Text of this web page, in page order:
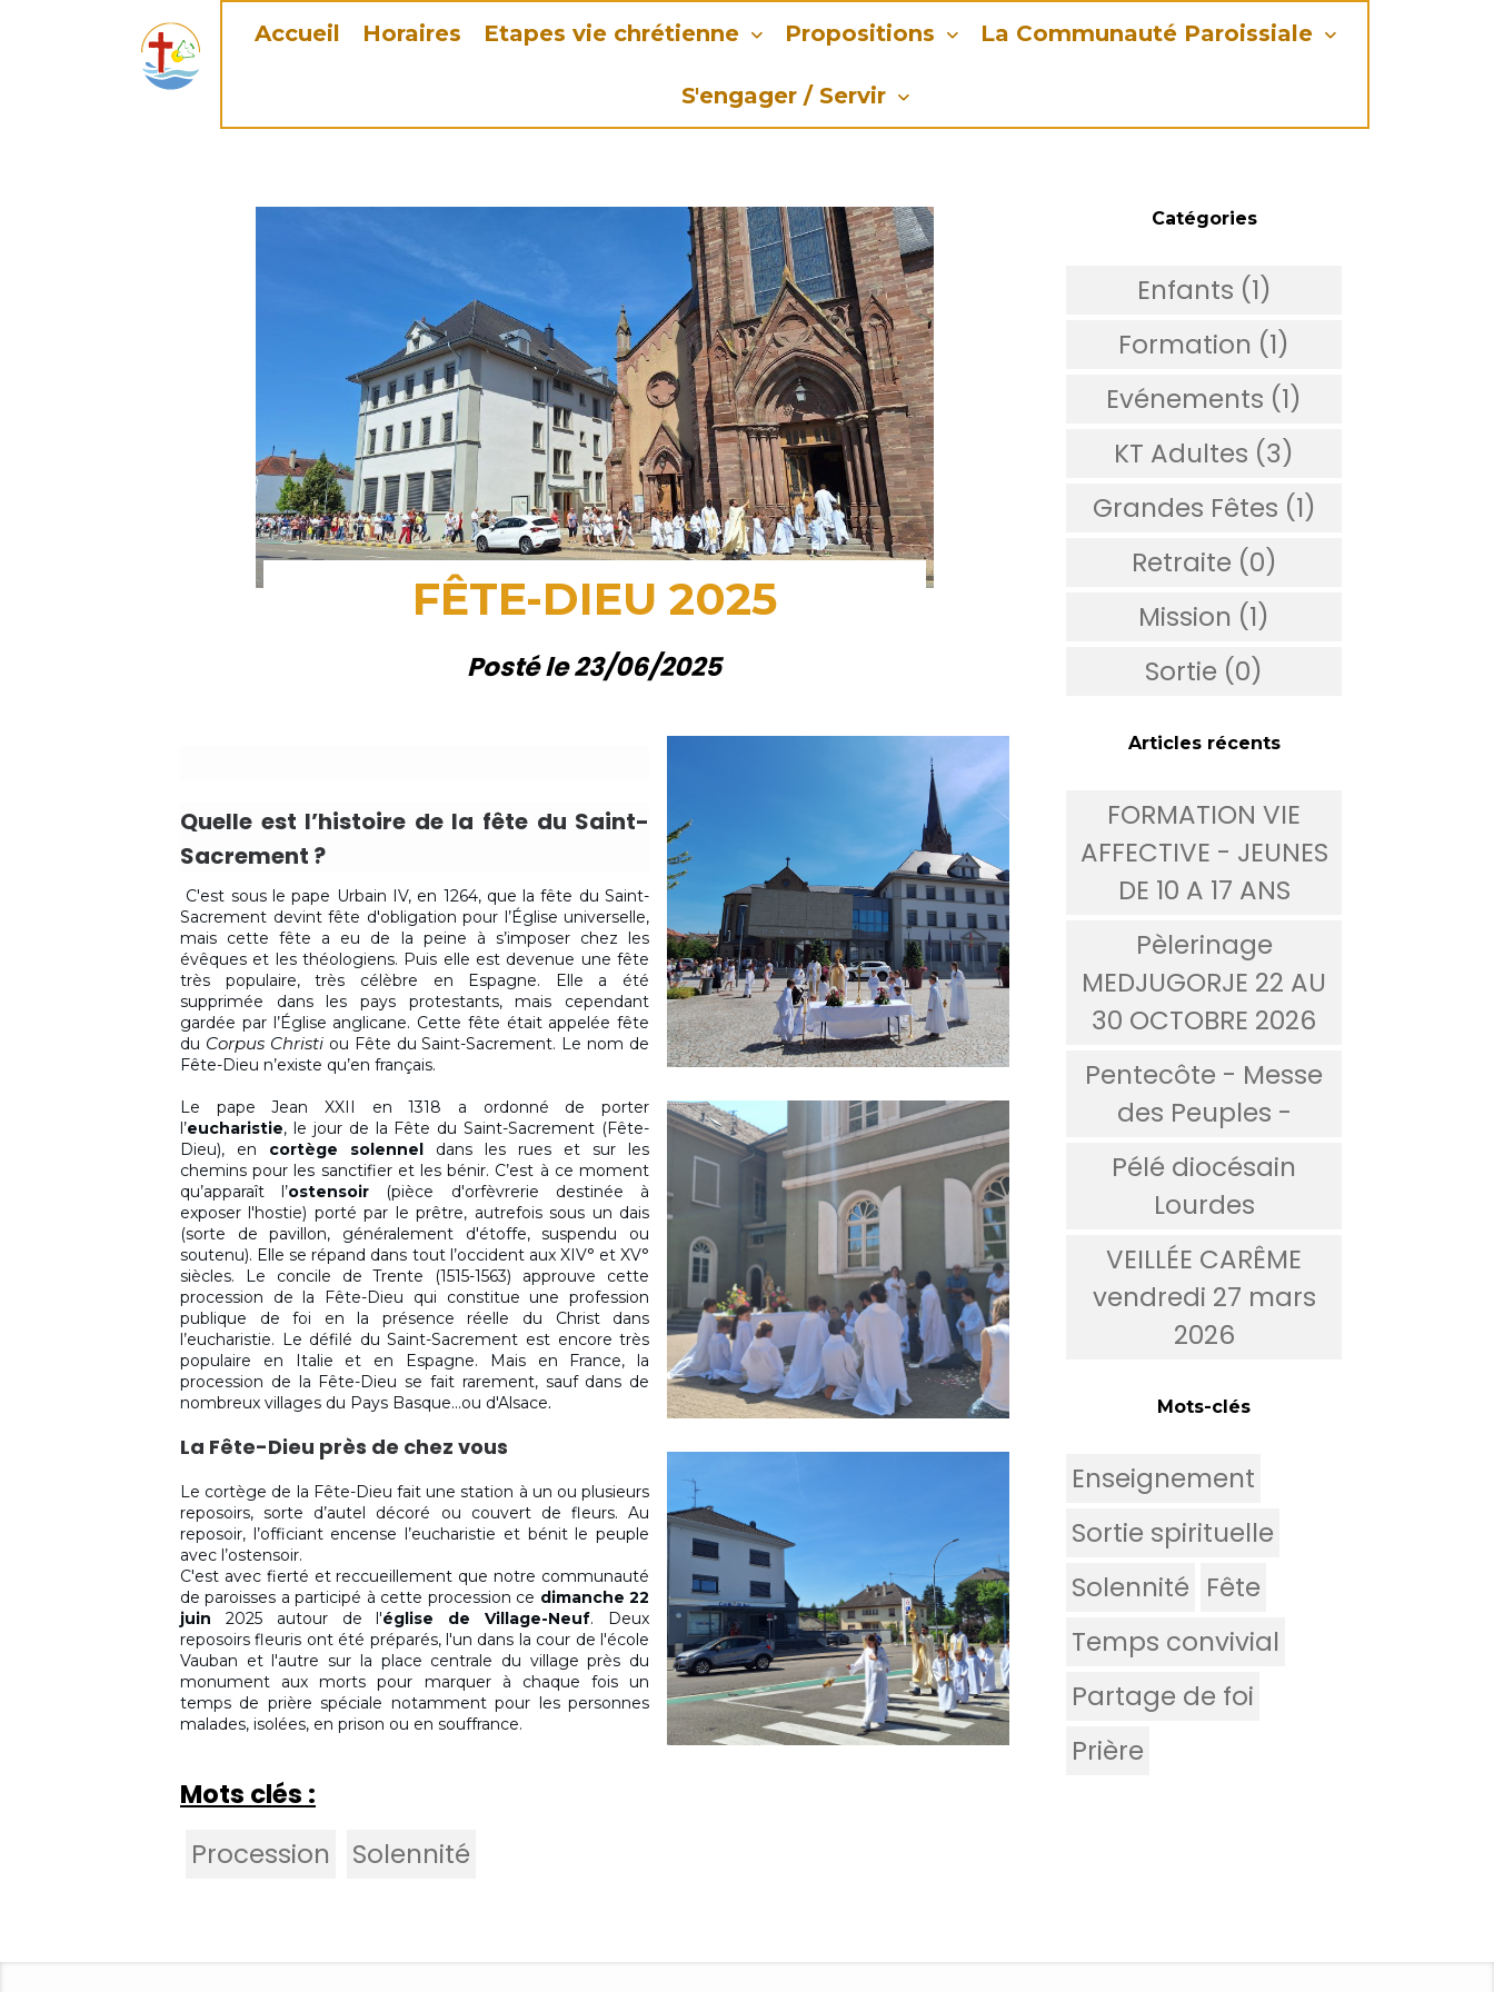
Accueil Horaires Etapes vie chrétienne Propositions La Communauté Paroissiale
S'engager / Servir
FÊTE-DIEU 2025
Posté le 23/06/2025
Quelle est l’histoire de la fête du Saint-
Sacrement ?
C'est sous le pape Urbain IV, en 1264, que la fête du Saint-
Sacrement devint fête d'obligation pour l’Église universelle,
mais cette fête a eu de la peine à s’imposer chez les
évêques et les théologiens. Puis elle est devenue une fête
très populaire, très célèbre en Espagne. Elle a été
supprimée dans les pays protestants, mais cependant
gardée par l’Église anglicane. Cette fête était appelée fête
du Corpus Christiou Fête du Saint-Sacrement. Le nom de
Fête-Dieu n’existe qu’en français.
Le pape Jean XXII en 1318 a ordonné de porter
l’eucharistie, le jour de la Fête du Saint-Sacrement (Fête-
Dieu), en cortège solennel dans les rues et sur les
chemins pour les sanctifier et les bénir. C’est à ce moment
qu’apparaît l’ostensoir (pièce d'orfèvrerie destinée à
exposer l'hostie) porté par le prêtre, autrefois sous un dais
(sorte de pavillon, généralement d'étoffe, suspendu ou
soutenu). Elle se répand dans tout l’occident aux XIV° et XV°
siècles. Le concile de Trente (1515-1563) approuve cette
procession de la Fête-Dieu qui constitue une profession
publique de foi en la présence réelle du Christ dans
l’eucharistie. Le défilé du Saint-Sacrement est encore très
populaire en Italie et en Espagne. Mais en France, la
procession de la Fête-Dieu se fait rarement, sauf dans de
nombreux villages du Pays Basque...ou d'Alsace.
La Fête-Dieu près de chez vous
Le cortège de la Fête-Dieu fait une station à un ou plusieurs
reposoirs, sorte d’autel décoré ou couvert de fleurs. Au
reposoir, l’officiant encense l’eucharistie et bénit le peuple
avec l’ostensoir.
C'est avec fierté et reccueillement que notre communauté
de paroisses a participé à cette procession ce dimanche 22
juin 2025 autour de l'église de Village-Neuf. Deux
reposoirs fleuris ont été préparés, l'un dans la cour de l'école
Vauban et l'autre sur la place centrale du village près du
monument aux morts pour marquer à chaque fois un
temps de prière spéciale notamment pour les personnes
malades, isolées, en prison ou en souffrance.
Mots clés :
Procession
Solennité
Catégories
Enfants (1)
Formation (1)
Evénements (1)
KT Adultes (3)
Grandes Fêtes (1)
Retraite (0)
Mission (1)
Sortie (0)
Articles récents
FORMATION VIE
AFFECTIVE - JEUNES
DE 10 A 17 ANS
Pèlerinage
MEDJUGORJE 22 AU
30 OCTOBRE 2026
Pentecôte - Messe
des Peuples -
Pélé diocésain
Lourdes
VEILLÉE CARÊME
vendredi 27 mars
2026
Mots-clés
Enseignement
Sortie spirituelle
Solennité Fête
Temps convivial
Partage de foi
Prière